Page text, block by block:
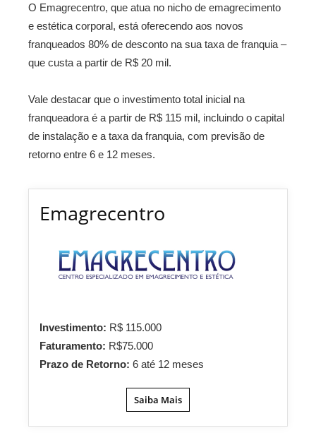
O Emagrecentro, que atua no nicho de emagrecimento
e estética corporal, está oferecendo aos novos
franqueados 80% de desconto na sua taxa de franquia –
que custa a partir de R$ 20 mil.
Vale destacar que o investimento total inicial na
franqueadora é a partir de R$ 115 mil, incluindo o capital
de instalação e a taxa da franquia, com previsão de
retorno entre 6 e 12 meses.
Emagrecentro
Investimento: R$ 115.000
Faturamento: R$75.000
Prazo de Retorno: 6 até 12 meses
Saiba Mais